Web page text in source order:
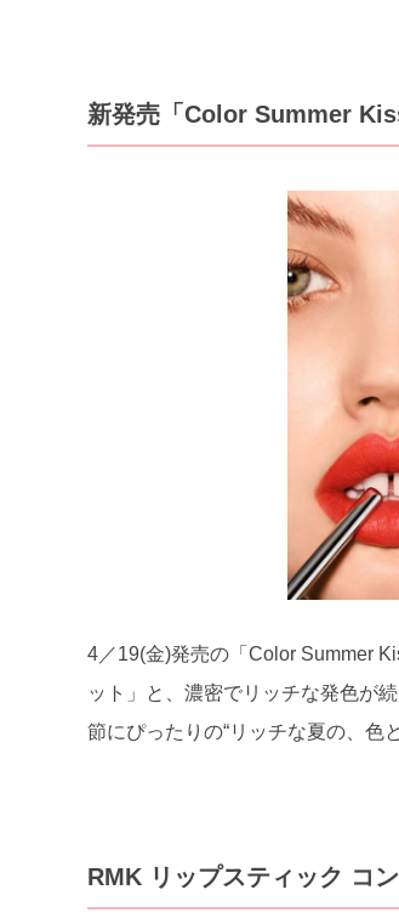
新発売「Color Summer
4／19(金)発売の「Color Summer
ット」と、濃密でリッチな発色が
節にぴったりの“リッチな夏の、色
RMK リップスティック コ